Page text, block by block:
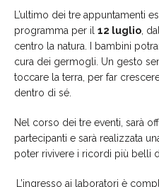
L’ultimo dei tre appuntamenti
programma per il 12 luglio ,
centro la natura. I bambini
cura dei germogli. Un gesto
toccare la terra, per far
dentro di sé.
Nel corso dei tre eventi, sarà
partecipanti e sarà realizzata
poter rivivere i ricordi più belli
L’ingresso ai laboratori è